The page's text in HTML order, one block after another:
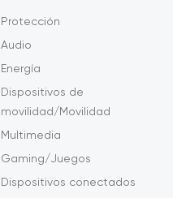
Protección
Audio
Energía
Dispositivos de
movilidad/Movilidad
Multimedia
Gaming/Juegos
Dispositivos conectados